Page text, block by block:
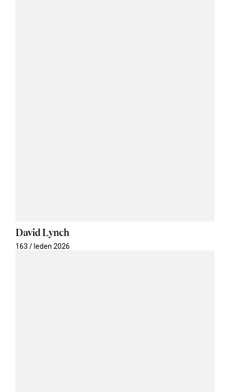
David Lynch
163 / leden 2026